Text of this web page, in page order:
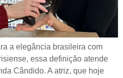
a elegância brasileira com
essa definição atende
Cândido. A atriz, que hoje